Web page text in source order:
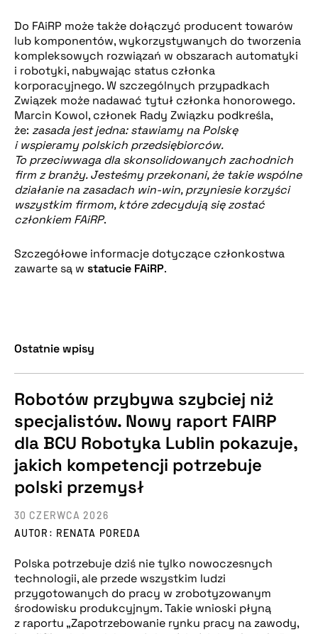
Do FAiRP może także dołączyć producent towarów
lub komponentów, wykorzystywanych do tworzenia
kompleksowych rozwiązań w obszarach automatyki
i robotyki, nabywając status członka
korporacyjnego. W szczególnych przypadkach
Związek może nadawać tytuł członka honorowego.
Marcin Kowol, członek Rady Związku podkreśla,
że: zasada jest jedna: stawiamy na Polskę
i wspieramy polskich przedsiębiorców.
To przeciwwaga dla skonsolidowanych zachodnich
firm z branży. Jesteśmy przekonani, że takie wspólne
działanie na zasadach win-win, przyniesie korzyści
wszystkim firmom, które zdecydują się zostać
członkiem FAiRP.
Szczegółowe informacje dotyczące członkostwa
zawarte są w statucie FAiRP.
Ostatnie wpisy
Robotów przybywa szybciej niż
specjalistów. Nowy raport FAIRP
dla BCU Robotyka Lublin pokazuje,
jakich kompetencji potrzebuje
polski przemysł
AUTOR: RENATA POREDA
30 CZERWCA 2026
Polska potrzebuje dziś nie tylko nowoczesnych
technologii, ale przede wszystkim ludzi
przygotowanych do pracy w zrobotyzowanym
środowisku produkcyjnym. Takie wnioski płyną
z raportu „Zapotrzebowanie rynku pracy na zawody,